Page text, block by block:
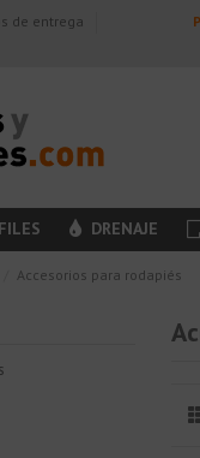
de entrega
DRENAJE
Accesorios para rodapiés